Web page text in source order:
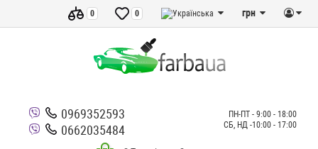
грн
0
0
0969352593
0662035484
ПН-ПТ - 9:00 - 18:00
СБ, НД -10:00 - 17:00